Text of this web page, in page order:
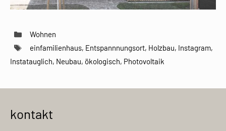
Kategorien
Wohnen
Schlagwörter
einfamilienhaus, Entspannnungsort, Holzbau, Instagram,
Instatauglich, Neubau, ökologisch, Photovoltaik
kontakt